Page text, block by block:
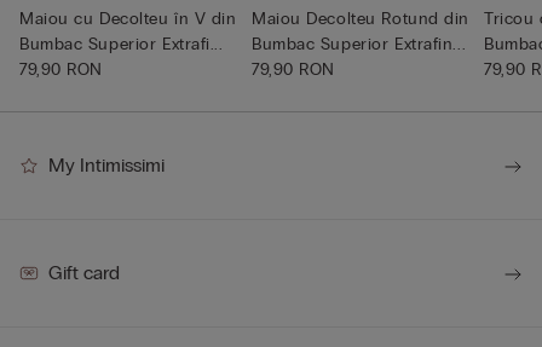
Maiou cu Decolteu în V din
Bumbac Superior Extrafi...
79,90 RON
Maiou Decolteu Rotund din
Bumbac Superior Extrafin...
79,90 RON
Tricou
79,90
My Intimissimi
Gift card